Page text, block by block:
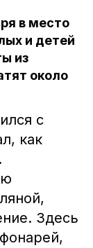
в место
и детей
из
около
с
как
Здесь